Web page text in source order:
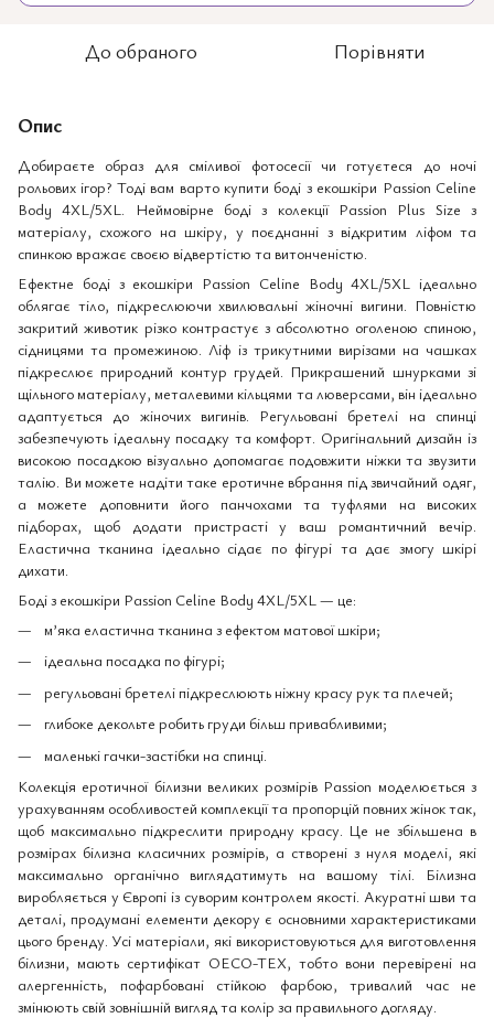
До обраного Порівняти
Опис
Добираєте образ для сміливої ​​фотосесії чи готуєтеся до ночі
рольових ігор? Тоді вам варто купити боді з екошкіри Passion Celine
Body 4XL/5XL. Неймовірне боді з колекції Passion Plus Size з
матеріалу, схожого на шкіру, у поєднанні з відкритим ліфом та
спинкою вражає своєю відвертістю та витонченістю.
Ефектне боді з екошкіри Passion Celine Body 4XL/5XL ідеально
облягає тіло, підкреслюючи хвилювальні жіночні вигини. Повністю
закритий животик різко контрастує з абсолютно оголеною спиною,
сідницями та промежиною. Ліф із трикутними вирізами на чашках
підкреслює природний контур грудей. Прикрашений шнурками зі
щільного матеріалу, металевими кільцями та люверсами, він ідеально
адаптується до жіночих вигинів. Регульовані бретелі на спинці
забезпечують ідеальну посадку та комфорт. Оригінальний дизайн із
високою посадкою візуально допомагає подовжити ніжки та звузити
талію. Ви можете надіти таке еротичне вбрання під звичайний одяг,
а можете доповнити його панчохами та туфлями на високих
підборах, щоб додати пристрасті у ваш романтичний вечір.
Еластична тканина ідеально сідає по фігурі та дає змогу шкірі
дихати.
Боді з екошкіри Passion Celine Body 4XL/5XL — це:
м’яка еластична тканина з ефектом матової шкіри;
ідеальна посадка по фігурі;
регульовані бретелі підкреслюють ніжну красу рук та плечей;
глибоке декольте робить груди більш привабливими;
маленькі гачки-застібки на спинці.
Колекція еротичної білизни великих розмірів Passion моделюється з
урахуванням особливостей комплекції та пропорцій повних жінок так,
щоб максимально підкреслити природну красу. Це не збільшена в
розмірах білизна класичних розмірів, а створені з нуля моделі, які
максимально органічно виглядатимуть на вашому тілі. Білизна
виробляється у Європі із суворим контролем якості. Акуратні шви та
деталі, продумані елементи декору є основними характеристиками
цього бренду. Усі матеріали, які використовуються для виготовлення
білизни, мають сертифікат OECO-TEX, тобто вони перевірені на
алергенність, пофарбовані стійкою фарбою, тривалий час не
змінюють свій зовнішній вигляд та колір за правильного догляду.